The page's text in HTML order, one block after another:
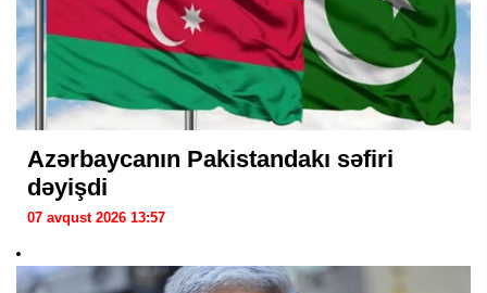
Azərbaycanın Pakistandakı səfiri
dəyişdi
07 avqust 2026 13:57